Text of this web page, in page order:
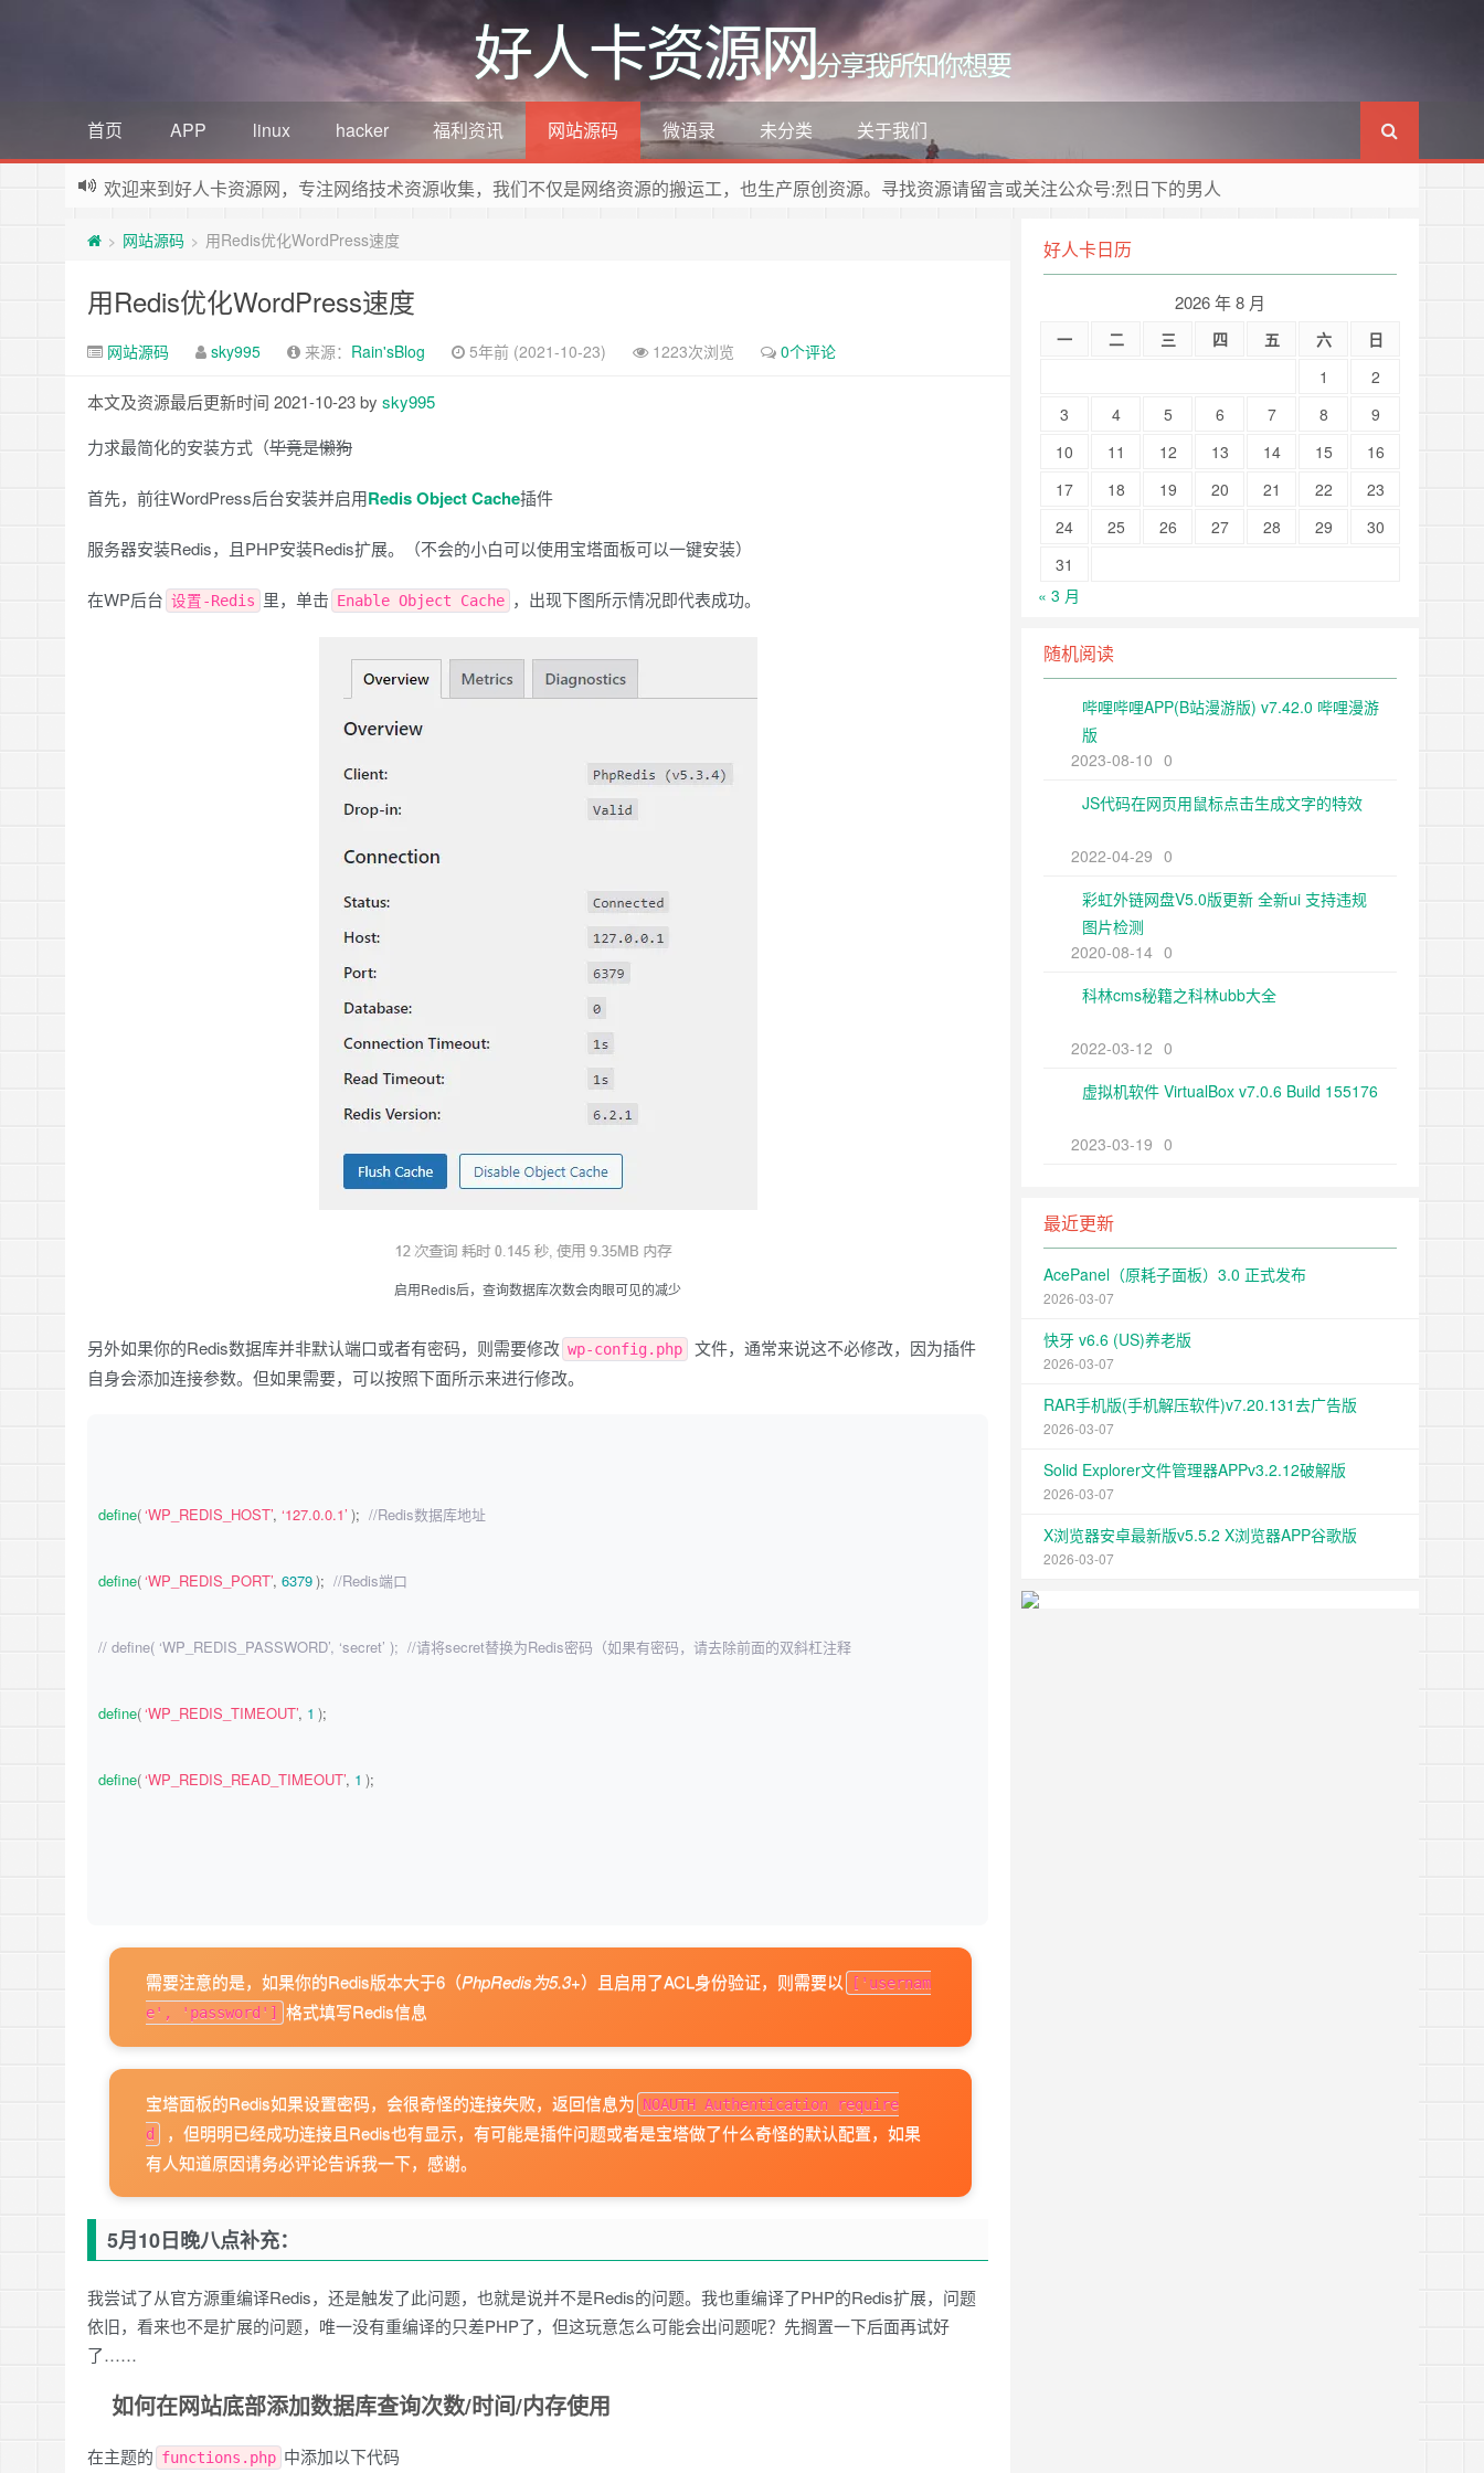
好人卡资源网分享我所知你想要
首页 APP linux hacker 福利资讯 网站源码 微语录 未分类 关于我们
欢迎来到好人卡资源网，专注网络技术资源收集，我们不仅是网络资源的搬运工，也生产原创资源。寻找资源请留言或关注公众号:烈日下的男人
> 网站源码 > 用Redis优化WordPress速度
用Redis优化WordPress速度
网站源码 sky995 来源： Rain'sBlog 5年前 (2021-10-23) 1223次浏览 0个评论
本文及资源最后更新时间 2021-10-23 by sky995
力求最简化的安装方式（毕竟是懒狗
首先，前往WordPress后台安装并启用Redis Object Cache插件
服务器安装Redis，且PHP安装Redis扩展。（不会的小白可以使用宝塔面板可以一键安装）
在WP后台 设置-Redis 里，单击 Enable Object Cache ，出现下图所示情况即代表成功。
启用Redis后，查询数据库次数会肉眼可见的减少
另外如果你的Redis数据库并非默认端口或者有密码，则需要修改 wp-config.php
文件，通常来说这不必修改，因为插件
自身会添加连接参数。但如果需要，可以按照下面所示来进行修改。
define(‘WP_REDIS_HOST’, ‘127.0.0.1’ ); //Redis数据库地址
define(‘WP_REDIS_PORT’, 6379); //Redis端口
// define( ‘WP_REDIS_PASSWORD’, ‘secret’ );  //请将secret替换为Redis密码（如果有密码，请去除前面的双斜杠注释
define(‘WP_REDIS_TIMEOUT’, 1 );
define(‘WP_REDIS_READ_TIMEOUT’, 1 );
‘WP_REDIS_DATABASE’, 0 );
// supported clients: `phpredis`, `credis`, `predis` and `hhvm`
// define( ‘WP_REDIS_CLIENT’, ‘phpredis’ );  //Redis连接方式
// automatically delete cache keys after 7 days  //默认删除时间
// define( ‘WP_REDIS_MAXTTL’, 60 * 60 * 24 * 7 );
需要注意的是，如果你的Redis版本大于6（PhpRedis为5.3+）且启用了ACL身份验证，则需要以
['usernam
e', 'password']
格式填写Redis信息
宝塔面板的Redis如果设置密码，会很奇怪的连接失败，返回信息为 NOAUTH Authentication require
d
，但明明已经成功连接且Redis也有显示，有可能是插件问题或者是宝塔做了什么奇怪的默认配置，如果
有人知道原因请务必评论告诉我一下，感谢。
5月10日晚八点补充：
我尝试了从官方源重编译Redis，还是触发了此问题，也就是说并不是Redis的问题。我也重编译了PHP的Redis扩展，问题
依旧，看来也不是扩展的问题，唯一没有重编译的只差PHP了，但这玩意怎么可能会出问题呢？先搁置一下后面再试好
了……
如何在网站底部添加数据库查询次数/时间/内存使用
在主题的 functions.php 中添加以下代码
好人卡日历
2026 年 8 月
一 二 三 四 五 六
日
1
2
3
4 5 6 7 8
9
10
11 12 13 14 15
16
17
18 19 20 21 22
23
24
25 26 27 28 29
30
31
« 3 月
随机阅读
哔哩哔哩APP(B站漫游版) v7.42.0 哔哩漫游
版
2023-08-10 0
JS代码在网页用鼠标点击生成文字的特效
2022-04-29 0
彩虹外链网盘V5.0版更新 全新ui 支持违规
图片检测
2020-08-14 0
科林cms秘籍之科林ubb大全
2022-03-12 0
虚拟机软件 VirtualBox v7.0.6 Build 155176
2023-03-19 0
最近更新
AcePanel（原耗子面板）3.0 正式发布
2026-03-07
快牙 v6.6 (US)养老版
2026-03-07
RAR手机版(手机解压软件)v7.20.131去广告版
2026-03-07
Solid Explorer文件管理器APPv3.2.12破解版
2026-03-07
X浏览器安卓最新版v5.5.2 X浏览器APP谷歌版
2026-03-07